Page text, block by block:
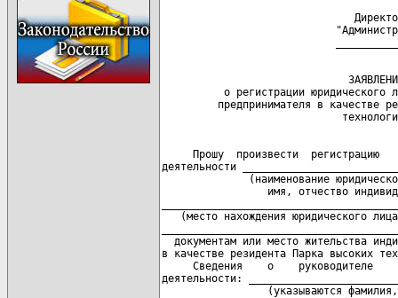
о регистрации юридического
предпринимателя в качестве
Прошу  произвести  регистрацию
деятельности
(наименование
имя, отчество
(место нахождения юридического
документам или место жительства
в качестве резидента Парка высоких
Сведения    о    руководителе
деятельности:
(указываются